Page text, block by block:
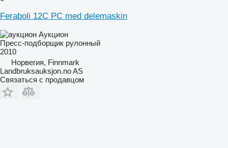
Feraboli 12C PC med delemaskin
Аукцион
Пресс-подборщик рулонный
2010
Норвегия, Finnmark
Landbruksauksjon.no AS
Связаться с продавцом